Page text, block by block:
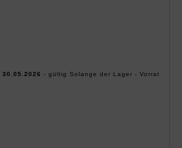
30.05.2026 - gültig Solange der Lager - Vorrat